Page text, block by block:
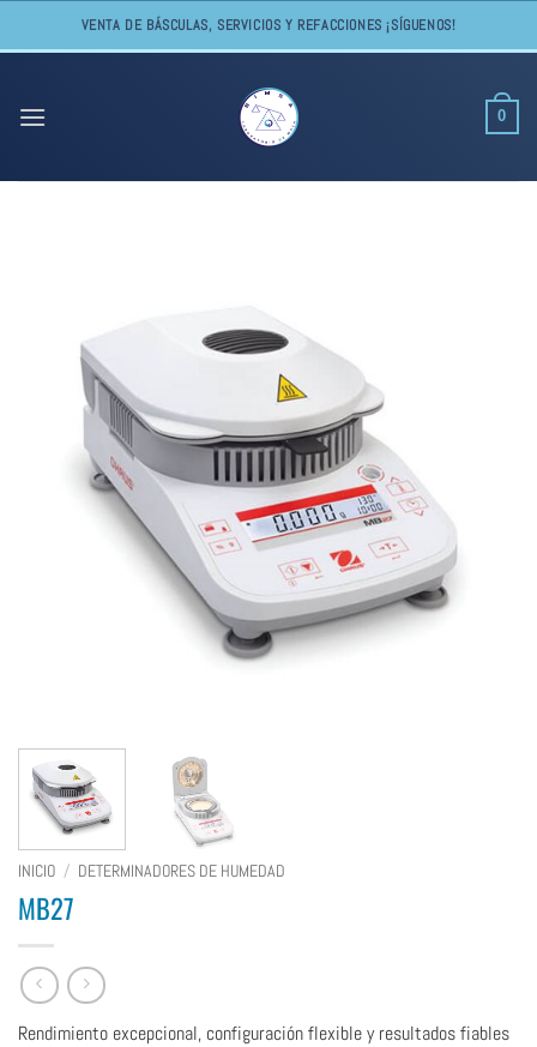
VENTA DE BÁSCULAS, SERVICIOS Y REFACCIONES ¡SÍGUENOS!
0
INICIO / DETERMINADORES DE HUMEDAD
MB27
Rendimiento excepcional, configuración flexible y resultados fiables